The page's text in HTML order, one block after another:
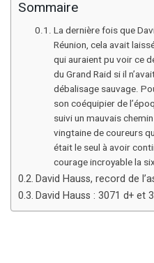
Sommaire
La dernière fois que
Réunion, cela avait
qui auraient pu voir ce
du Grand Raid si il
débalisage sauvage.
son coéquipier de
suivi un mauvais
vingtaine de coureurs
était le seul à avoir
courage incroyable la
David Hauss, record de
David Hauss : 3071 d+ et